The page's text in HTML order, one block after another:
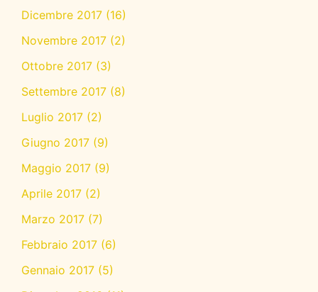
Dicembre 2017 (16)
Novembre 2017 (2)
Ottobre 2017 (3)
Settembre 2017 (8)
Luglio 2017 (2)
Giugno 2017 (9)
Maggio 2017 (9)
Aprile 2017 (2)
Marzo 2017 (7)
Febbraio 2017 (6)
Gennaio 2017 (5)